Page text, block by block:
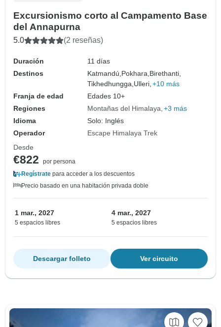
Excursionismo corto al Campamento Base
del Annapurna
5.0 (2 reseñas)
Duración
11 días
Destinos
Katmandú, Pokhara, Birethanti,
Tikhedhungga, Ulleri, +10 más
Franja de edad
Edades 10+
Regiones
Montañas del Himalaya +3 más
Idioma
Solo: Inglés
Operador
Escape Himalaya Trek
Desde
€822
por persona
Regístrate para acceder a los descuentos
Precio basado en una habitación privada doble
1 mar., 2027
5 espacios libres
4 mar., 2027
5 espacios libres
Ver circuito
Descargar folleto